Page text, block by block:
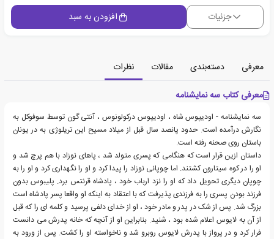
جزئیات افزودن به سبد
معرفی دسته‌بندی مقالات
نظرات
معرفی کتاب سه نمایشنامه
سه نمایشنامه - اودی‍پ‍وس ش‍اه ، اودی‍پ‍وس درک‍ول‍ون‍وس ، آن‍ت‍ی گ‍ون توسط سوفوکل به
نگارش درآمده است. حدود پانصد سال قبل از میلاد مسیح این تریلوژی به در یونان
باستان روی صحنه رفته است.
داستان ازین قرار است که هنگامی که پسری متولد شد ، پاهای نوزاد با هم پرچ شد و
او را در کوه سیتارون کشتند. اما چوپانی نوزاد را پیدا کرد و او را نگهداری کرد و او را به
چوپان دیگری تحویل داد که او را نزد ارباب خود ، پادشاه قرنتس برد. پلیبوس بدون
فرزند بودن پسری را به فرزندی پذیرفت که با اعتقاد به اینکه او واقعا پسر پادشاه است
بزرگ شد. پس از شک در پدر و مادر خود ، او از خدای دلفی پرسید و کلمه ای را که قبل
از آن به لایوس اعلام شده بود ، شنید. بنابراین او از آنچه که خانه پدرش می دانست
فرار کرد و در پرواز با پدرش لایوس روبرو شد و ناخواسته او را کشت. پس از ورود به